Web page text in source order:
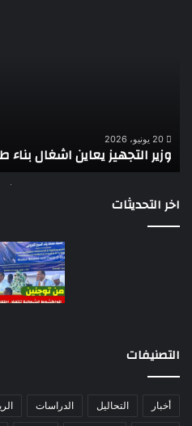
20 يونيو، 2026
وزير التجهيز يعاين اشغال
اخر التحديثات
التصنيفات
أخبار التحاليل الدراسات